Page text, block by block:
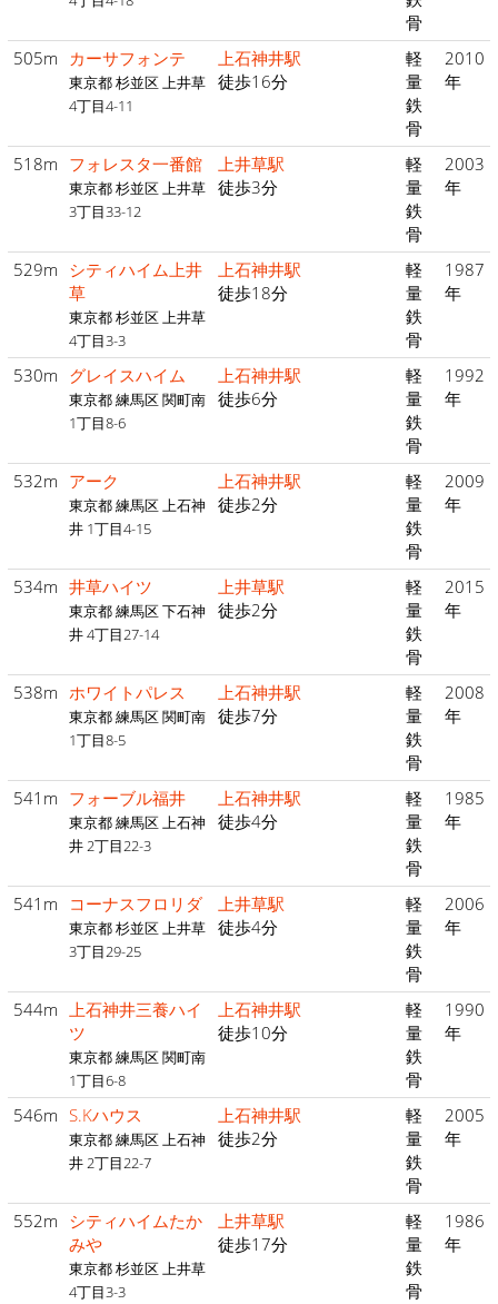
骨
505m
カーサフォンテ
東京都 杉並区 上井草
4丁目4-11
上石神井駅
徒歩16分
軽
量
鉄
骨
2010
年
518m フォレスタ一番館
東京都 杉並区 上井草
3丁目33-12
上井草駅
徒歩3分
軽
量
鉄
骨
2003
年
529m シティハイム上井
草
東京都 杉並区 上井草
4丁目3-3
上石神井駅
徒歩18分
軽
量
鉄
骨
1987
年
530m グレイスハイム
東京都 練馬区 関町南
1丁目8-6
上石神井駅
徒歩6分
軽
量
鉄
骨
1992
年
532m アーク
東京都 練馬区 上石神
井 1丁目4-15
上石神井駅
徒歩2分
軽
量
鉄
骨
2009
年
534m 井草ハイツ
東京都 練馬区 下石神
井 4丁目27-14
上井草駅
徒歩2分
軽
量
鉄
骨
2015
年
538m ホワイトパレス
東京都 練馬区 関町南
1丁目8-5
上石神井駅
徒歩7分
軽
量
鉄
骨
2008
年
541m フォーブル福井
東京都 練馬区 上石神
井 2丁目22-3
上石神井駅
徒歩4分
軽
量
鉄
骨
1985
年
541m コーナスフロリダ
東京都 杉並区 上井草
3丁目29-25
上井草駅
徒歩4分
軽
量
鉄
骨
2006
年
544m 上石神井三養ハイ
ツ
東京都 練馬区 関町南
1丁目6-8
上石神井駅
徒歩10分
軽
量
鉄
骨
1990
年
546m S.Kハウス
東京都 練馬区 上石神
井 2丁目22-7
上石神井駅
徒歩2分
軽
量
鉄
骨
2005
年
552m シティハイムたか
みや
東京都 杉並区 上井草
4丁目3-3
上井草駅
徒歩17分
軽
量
鉄
骨
1986
年